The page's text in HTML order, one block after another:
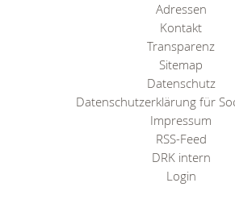
Adressen
Kontakt
Transparenz
Sitemap
Datenschutz
Datenschutzerklärung für
Impressum
RSS-Feed
DRK intern
Login